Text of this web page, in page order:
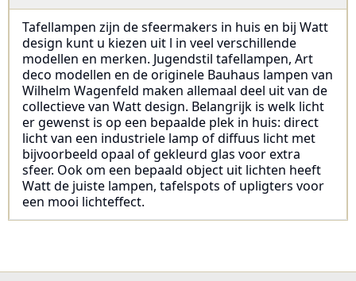
Tafellampen zijn de sfeermakers in huis en bij Watt
design kunt u kiezen uit l in veel verschillende
modellen en merken. Jugendstil tafellampen, Art
deco modellen en de originele Bauhaus lampen van
Wilhelm Wagenfeld maken allemaal deel uit van de
collectieve van Watt design. Belangrijk is welk licht
er gewenst is op een bepaalde plek in huis: direct
licht van een industriele lamp of diffuus licht met
bijvoorbeeld opaal of gekleurd glas voor extra
sfeer. Ook om een bepaald object uit lichten heeft
Watt de juiste lampen, tafelspots of upligters voor
een mooi lichteffect.